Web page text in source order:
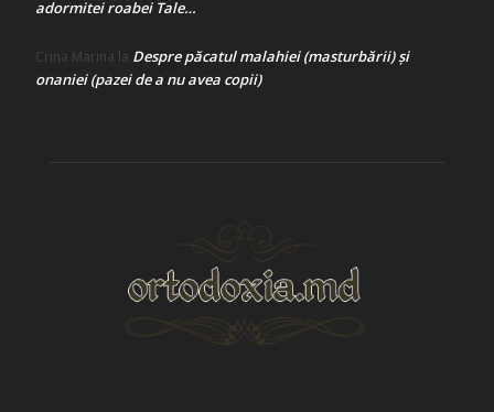
adormitei roabei Tale…
Crina Marina la Despre păcatul malahiei (masturbării) şi
onaniei (pazei de a nu avea copii)